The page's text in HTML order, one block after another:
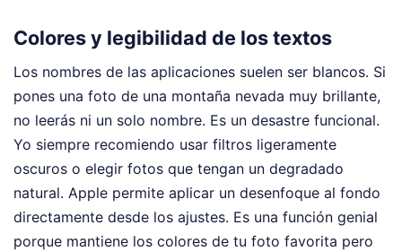
Colores y legibilidad de los textos
Los nombres de las aplicaciones suelen ser blancos. Si
pones una foto de una montaña nevada muy brillante,
no leerás ni un solo nombre. Es un desastre funcional.
Yo siempre recomiendo usar filtros ligeramente
oscuros o elegir fotos que tengan un degradado
natural. Apple permite aplicar un desenfoque al fondo
directamente desde los ajustes. Es una función genial
porque mantiene los colores de tu foto favorita pero